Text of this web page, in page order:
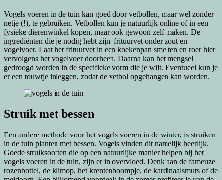
Vogels voeren in de tuin kan goed door vetbollen, maar wel zonder
netje (!), te gebruiken. Vetbollen kun je natuurlijk online of in een
fysieke dierenwinkel kopen, maar ook gewoon zelf maken. De
ingrediënten die je nodig hebt zijn: frituurvet onder zout en
vogelvoer. Laat het frituurvet in een koekenpan smelten en roer hier
vervolgens het vogelvoer doorheen. Daarna kan het mengsel
gedroogd worden in de specifieke vorm die je wilt. Eventueel kun je
er een touwtje inleggen, zodat de vetbol opgehangen kan worden.
Struik met bessen
Een andere methode voor het vogels voeren in de winter, is struiken
in de tuin planten met bessen. Vogels vinden dit namelijk heerlijk.
Goede struiksoorten die op een natuurlijke manier helpen bij het
vogels voeren in de tuin, zijn er in overvloed. Denk aan de fameuze
rozenbottel, de klimop, het krentenboompje, de kardinaalsmuts of de